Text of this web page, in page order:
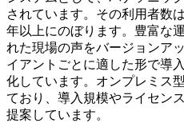
されています。その利用者数
年以上にのぼります。豊富な
れた現場の声をバージョンア
イアントごとに適した形で導
化しています。オンプレミス
ており、 導入規模やライセン
提案 しています。